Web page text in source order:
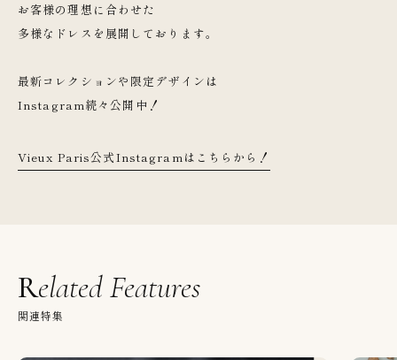
お客様の理想に合わせた
多様なドレスを展開しております。
最新コレクションや限定デザインは
Instagram続々公開中！
Vieux Paris公式Instagramはこちらから！
Related Features
関連特集